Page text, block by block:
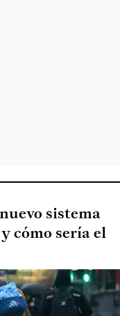
sistema
cómo sería el